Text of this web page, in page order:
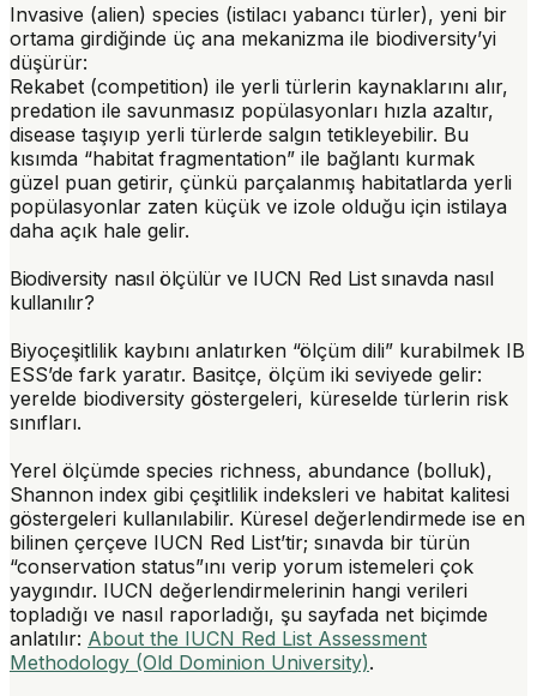
Invasive (alien) species (istilacı yabancı türler), yeni bir
ortama girdiğinde üç ana mekanizma ile biodiversity’yi
düşürür:
Rekabet (competition) ile yerli türlerin kaynaklarını alır,
predation ile savunmasız popülasyonları hızla azaltır,
disease taşıyıp yerli türlerde salgın tetikleyebilir. Bu
kısımda “habitat fragmentation” ile bağlantı kurmak
güzel puan getirir, çünkü parçalanmış habitatlarda yerli
popülasyonlar zaten küçük ve izole olduğu için istilaya
daha açık hale gelir.
Biodiversity nasıl ölçülür ve IUCN Red List sınavda nasıl
kullanılır?
Biyoçeşitlilik kaybını anlatırken “ölçüm dili” kurabilmek IB
ESS’de fark yaratır. Basitçe, ölçüm iki seviyede gelir:
yerelde biodiversity göstergeleri, küreselde türlerin risk
sınıfları.
Yerel ölçümde species richness, abundance (bolluk),
Shannon index gibi çeşitlilik indeksleri ve habitat kalitesi
göstergeleri kullanılabilir. Küresel değerlendirmede ise en
bilinen çerçeve IUCN Red List’tir; sınavda bir türün
“conservation status”ını verip yorum istemeleri çok
yaygındır. IUCN değerlendirmelerinin hangi verileri
topladığı ve nasıl raporladığı, şu sayfada net biçimde
anlatılır: About the IUCN Red List Assessment
Methodology (Old Dominion University).